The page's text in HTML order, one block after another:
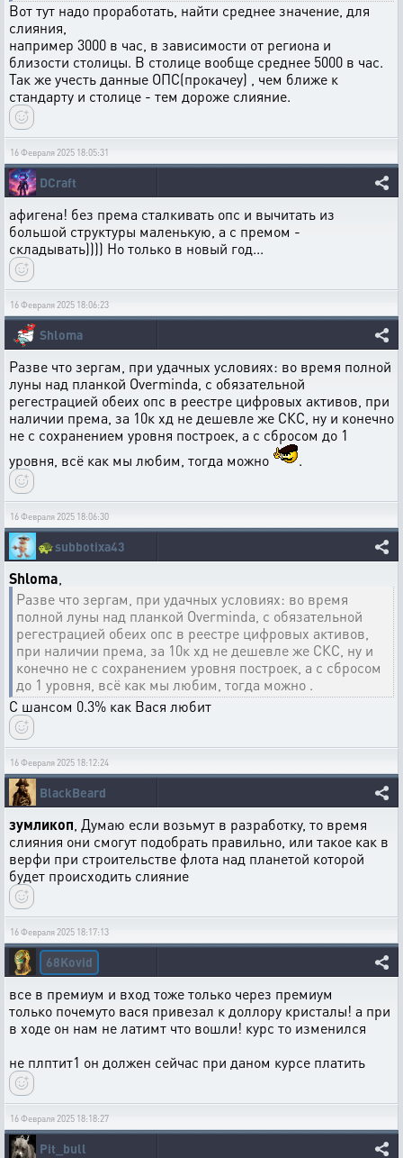
Вот тут надо проработать, найти среднее значение, для
слияния,
например 3000 в час, в зависимости от региона и
близости столицы. В столице вообще среднее 5000 в час.
Так же учесть данные ОПС(прокачеу) , чем ближе к
стандарту и столице - тем дороже слияние.
16 Февраля 2025 18:05:31
DCraft
афигена! без према сталкивать опс и вычитать из
большой структуры маленькую, а с премом -
складывать)))) Но только в новый год...
16 Февраля 2025 18:06:23
Shloma
Разве что зергам, при удачных условиях: во время полной
луны над планкой Overminda, с обязательной
регестрацией обеих опс в реестре цифровых активов, при
наличии према, за 10к хд не дешевле же СКС, ну и конечно
не с сохранением уровня построек, а с сбросом до 1
уровня, всё как мы любим, тогда можно
.
16 Февраля 2025 18:06:30
🐢subbotixa43
Shloma
Разве что зергам, при удачных условиях: во время
полной луны над планкой Overminda, с обязательной
регестрацией обеих опс в реестре цифровых активов,
при наличии према, за 10к хд не дешевле же СКС, ну и
конечно не с сохранением уровня построек, а с сбросом
до 1 уровня, всё как мы любим, тогда можно .
С шансом 0.3% как Вася любит
16 Февраля 2025 18:12:24
BlackBeard
зумликоп , Думаю если возьмут в разработку, то время
слияния они смогут подобрать правильно, или такое как в
верфи при строительстве флота над планетой которой
будет происходить слияние
16 Февраля 2025 18:17:13
68Kovid
все в премиум и вход тоже только через премиум
только почемуто вася привезал к доллору кристалы! а при
в ходе он нам не латимт что вошли! курс то изменился
не плптит1 он должен сейчас при даном курсе платить
16 Февраля 2025 18:18:27
Pit_bull